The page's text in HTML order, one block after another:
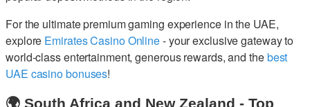
For the ultimate premium gaming experience in the UAE,
explore Emirates Casino Online- your exclusive gateway to
world-class entertainment, generous rewards, and thebest
UAE casino bonuses!
🌍 South Africa and New Zealand - Top